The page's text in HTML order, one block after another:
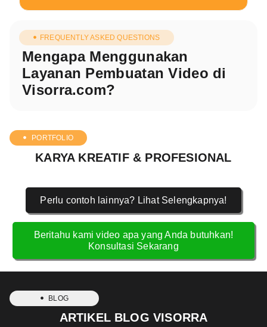
FREQUENTLY ASKED QUESTIONS
Mengapa Menggunakan
Layanan Pembuatan Video di
Visorra.com?
PORTFOLIO
KARYA KREATIF & PROFESIONAL
Perlu contoh lainnya? Lihat Selengkapnya!
Beritahu kami video apa yang Anda butuhkan!
Konsultasi Sekarang
BLOG
ARTIKEL BLOG VISORRA